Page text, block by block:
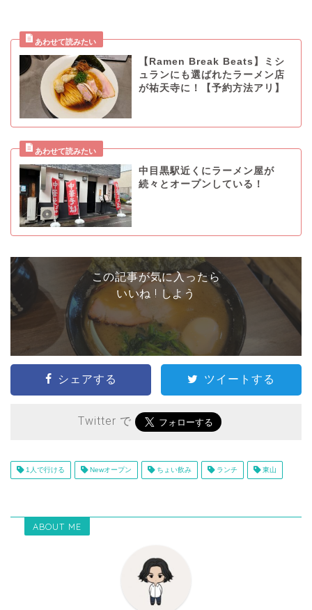
【Ramen Break Beats】ミシ
ュランにも選ばれたラーメン店
が祐天寺に！【予約方法アリ】
中目黒駅近くにラーメン屋が
続々とオープンしている！
この記事が気に入ったら
いいね ! しよう
シェアする ツイートする
Twitter で
1人で行ける Newオープン ちょい飲み ランチ 東山
ABOUT ME